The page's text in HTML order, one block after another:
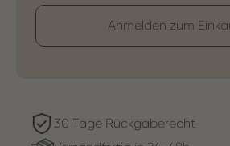
Anmelden zum
30 Tage Rückgaberecht